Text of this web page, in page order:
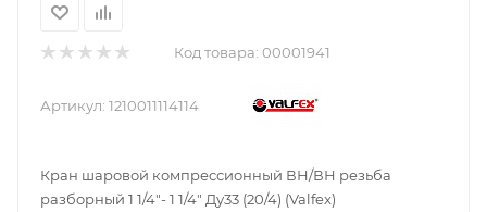
Код товара: 00001941
Артикул: 1210011114114
Кран шаровой компрессионный ВН/ВН резьба
разборный 1 1/4"- 1 1/4" Ду33 (20/4) (Valfex)